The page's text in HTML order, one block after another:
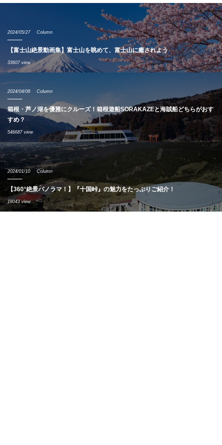
2024/05/27 Column
【富士山絶景動画集】富士山を眺めて、富士山に癒されよう
33607 view
2024/04/08 Column
箱根・芦ノ湖を優雅にクルーズ！箱根遊船SORAKAZEと海賊船どちらがおす
すめ？
546687 view
2024/01/10 Column
【360°絶景パノラマ！】『十国峠』の魅力をたっぷりご紹介！
18043 view